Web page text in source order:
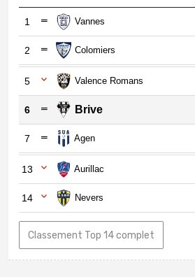
1 Vannes
2 Colomiers
5 Valence Romans
6 Brive
7 Agen
13 Aurillac
14 Nevers
Classement Top 14 complet